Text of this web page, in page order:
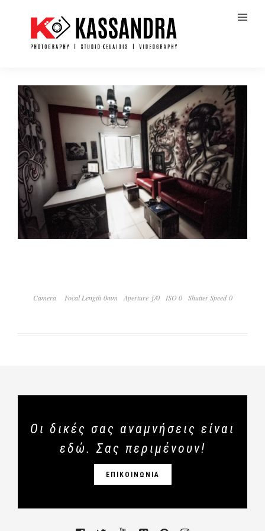
Camera Focal Length 0mm Aperture ƒ/0 ISO 0 Shutter Speed 0
Οι δικές σας αναμνήσεις είναι
εδώ. Σας περιμένουν!
ΕΠΙΚΟΙΝΩΝΙΑ